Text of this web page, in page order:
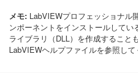
メモ: LabVIEWプロフェッショナル
ンポーネントをインストールして
ライブラリ（DLL）を作成すること
LabVIEWヘルプファイルを参照して